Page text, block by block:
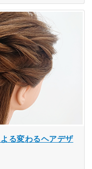
る変わるヘアデザ